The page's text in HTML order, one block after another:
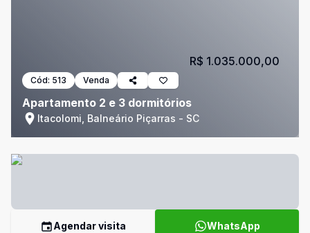
Cód: 513 Venda
Apartamento 2 e 3 dormitórios
Itacolomi, Balneário Piçarras - SC
R$ 1.035.000,00
Agendar visita WhatsApp